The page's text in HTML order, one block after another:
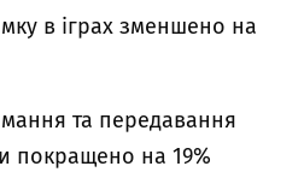
в іграх зменшено на
та передавання
покращено на 19%